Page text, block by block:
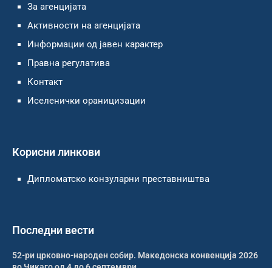
За агенцијата
Активности на агенцијата
Информации од јавен карактер
Правна регулатива
Контакт
Иселенички ораницизации
Корисни линкови
Дипломатско конзуларни преставништва
Последни вести
52-ри црковно-народен собир. Македонска конвенција 2026